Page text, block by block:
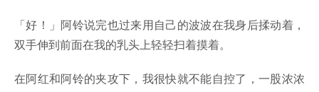
「好！」阿铃说完也过来用自己的波波在我身后揉动着，
双手伸到前面在我的乳头上轻轻扫着摸着。
在阿红和阿铃的夹攻下，我很快就不能自控了，一股浓浓